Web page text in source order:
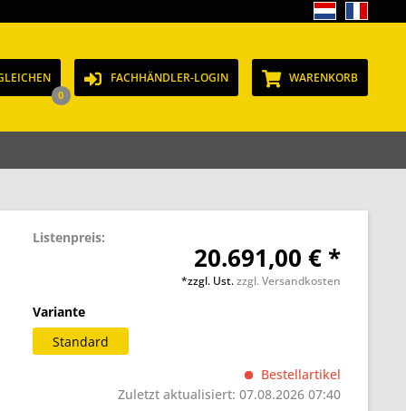
0
FACHHÄNDLER-LOGIN WARENKORB
Listenpreis:
20.691,00 € *
*zzgl. Ust.zzgl. Versandkosten
Variante
Standard
Bestellartikel
Zuletzt aktualisiert: 07.08.2026 07:40